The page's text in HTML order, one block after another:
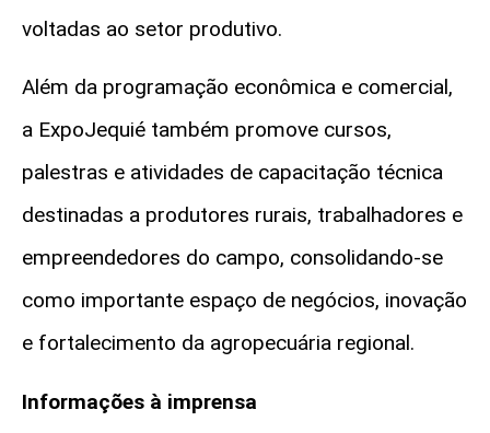
voltadas ao setor produtivo.
Além da programação econômica e comercial,
a ExpoJequié também promove cursos,
palestras e atividades de capacitação técnica
destinadas a produtores rurais, trabalhadores e
empreendedores do campo, consolidando-se
como importante espaço de negócios, inovação
e fortalecimento da agropecuária regional.
Informações à imprensa